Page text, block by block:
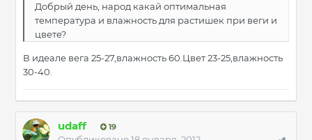
Добрый день, народ какай оптимальная
температура и влажность для растишек при веги и
цвете?
В идеале вега 25-27,влажность 60.Цвет 23-25,влажность
30-40.
udaff 19